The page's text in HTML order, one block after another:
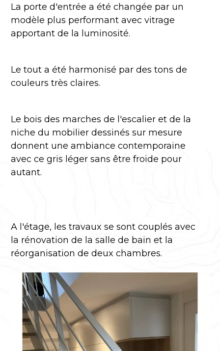
La porte d'entrée a été changée par un
modèle plus performant avec vitrage
apportant de la luminosité.
Le tout a été harmonisé par des tons de
couleurs très claires.
Le bois des marches de l'escalier et de la
niche du mobilier dessinés sur mesure
donnent une ambiance contemporaine
avec ce gris léger sans être froide pour
autant.
A l'étage, les travaux se sont couplés avec
la rénovation de la salle de bain et la
réorganisation de deux chambres.